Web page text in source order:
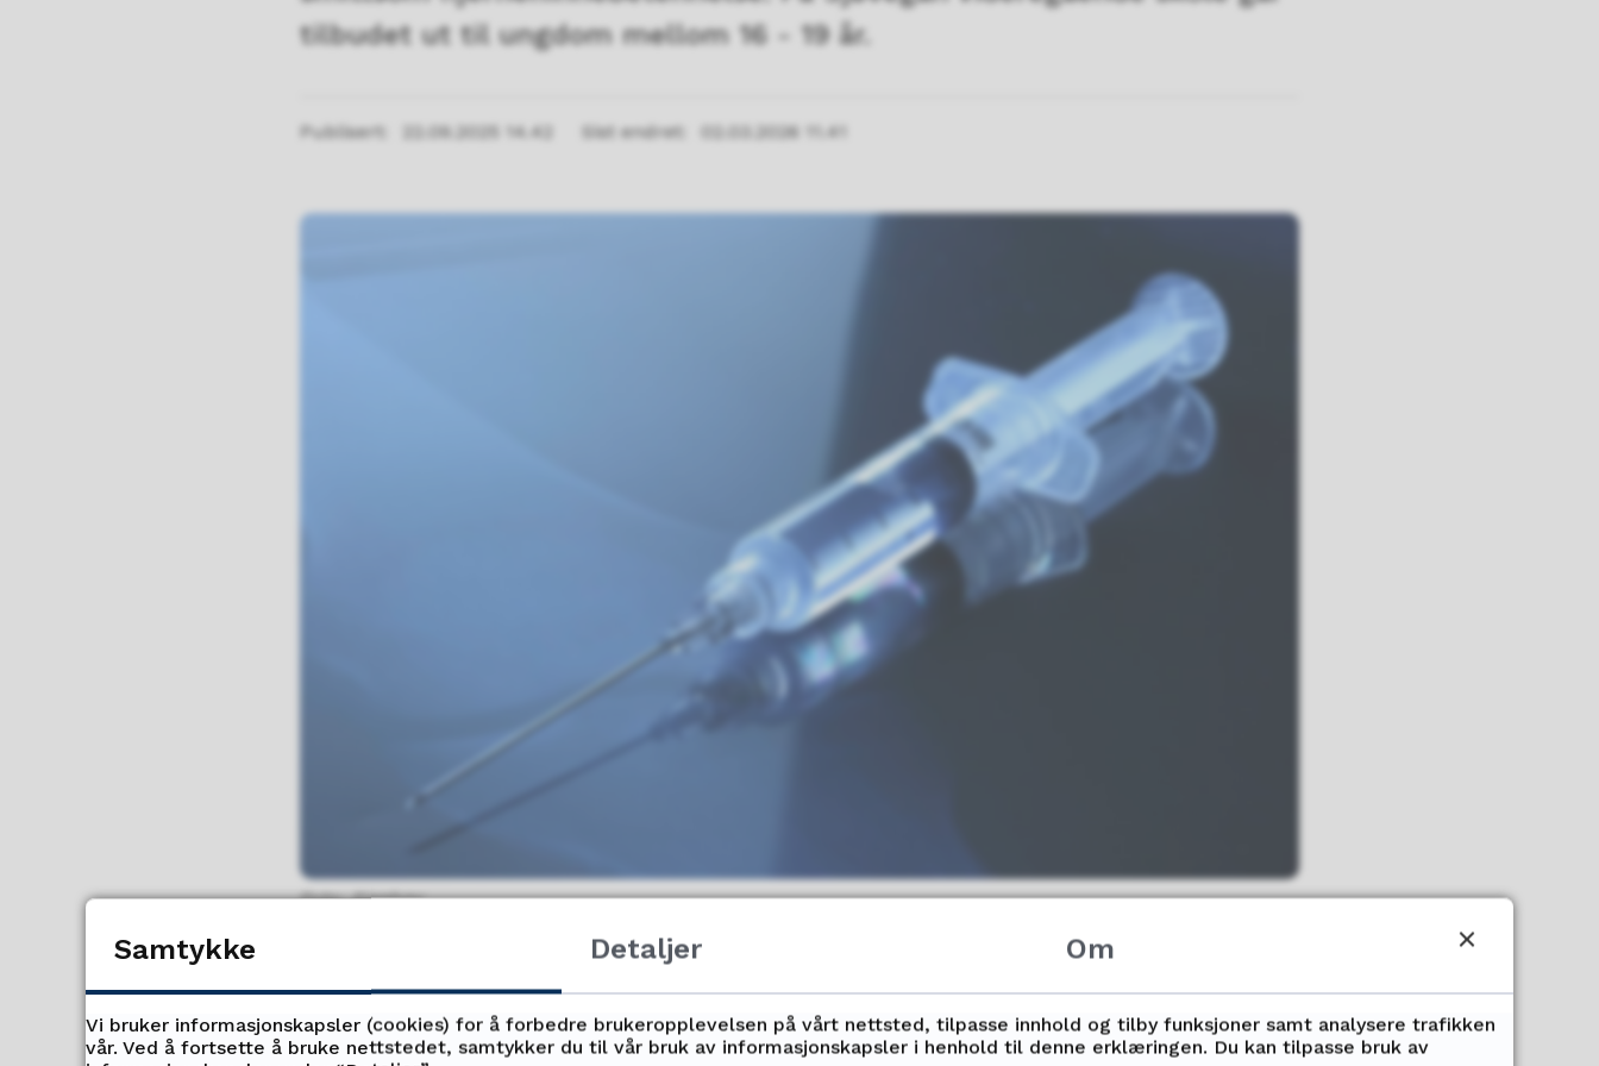
tilbudet ut til ungdom mellom 16 - 19 år.
Publisert 22.09.2025 14.42 Sist endret 02.03.2026 11.41
Pixabay
Du kan lese mer om vaksine mot smittsom hjernehinnebetennelse på
Samtykke Detaljer Om
Vi bruker informasjonskapsler (cookies) for å forbedre brukeropplevelsen på vårt nettsted, tilpasse innhold og tilby funksjoner samt analysere trafikken
vår. Ved å fortsette å bruke nettstedet, samtykker du til vår bruk av informasjonskapsler i henhold til denne erklæringen. Du kan tilpasse bruk av